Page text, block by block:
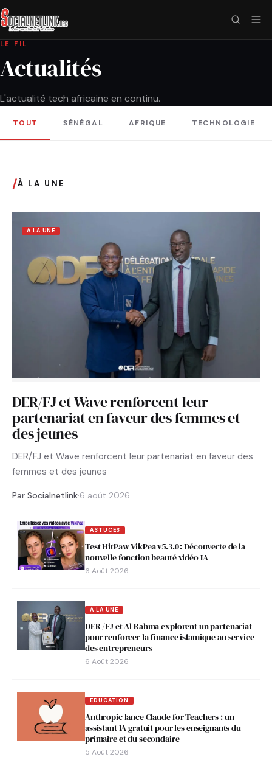
LE FIL
Actualités
L'actualité tech africaine en continu.
TOUT SÉNÉGAL AFRIQUE TECHNOLOGIE
/À LA UNE
A LA UNE
DER/FJ et Wave renforcent leur
partenariat en faveur des femmes et
des jeunes
DER/FJ et Wave renforcent leur partenariat en faveur des
femmes et des jeunes
Par Socialnetlink·6 août 2026
ASTUCES
Test HitPaw VikPea v5.3.0 : Découverte de la
nouvelle fonction beauté vidéo IA
6 Août 2026
A LA UNE
DER /FJ et Al Rahma explorent un partenariat
pour renforcer la finance islamique au service
des entrepreneurs
6 Août 2026
EDUCATION
Anthropic lance Claude for Teachers : un
assistant IA gratuit pour les enseignants du
primaire et du secondaire
5 Août 2026